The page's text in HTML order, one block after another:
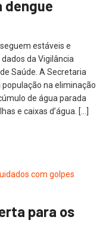
dengue
estáveis e
da Vigilância
Saúde. A Secretaria
na eliminação
de água parada
e caixas d’água. […]
para os